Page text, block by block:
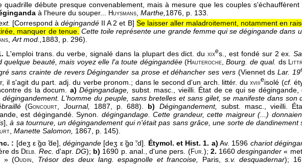
quadrille débute presque convenablement, mais à mesure que les couples
à l'heure du souper... Huysmans, Marthe,1876, p. 133.
[Correspond àdégingandé II A 2 et B] Se laisser aller maladroitement, notamment en
manquer de tenue. Cette toile représente une grande femme qui se dégingande dans
,Art mod.,1883, p. 296).
L'emploi trans. du verbe, signalé dans la plupart des dict. duxixes., est fondé sur 2 ex.
quelque beauté, mais voyez elle l'a toute dégingandée(Hauteroche,Bourg. de qual. ds
sans crainte de revers Dégingander sa prose et déhancher ses vers(Viennet ds Lar. 19
il s'agit du part. adj. du verbe pronom.; dans le second d'un arch. littér. duxviiieisolé (cf.
ds la docum. a)Dégingandage, subst. masc., vieilli. État de ce qui se dégingande,
dégingandement. L'homme du peuple, sans bretelles et sans gilet, se manifeste dans son
(Goncourt, Journal, 1887, p. 688). b) Dégingandement, subst. masc., vieilli.
est dégingandé. Synon. dégingandage. Cette grandeur, cette maigreur (...)
],à sa tournure, un dégingandement qui n'était pas sans grâce, une sorte de dandinement
, Manette Salomon, 1867, p. 145).
: [deʒ ε ̃gɑ ̃de], dégingande[deʒ ε ̃gɑ ̃:d]. Étymol. et Hist. 1. a) Av. 1596 chariot
ds Delb. Rec. d'apr.DG); b) 1690 p. anal., d'une pers. (Fur.); 2. 1660desgingander «
» (Oudin, Trésor des deux lang. espagnolle et francoise, Paris, s.v. desquadernar);